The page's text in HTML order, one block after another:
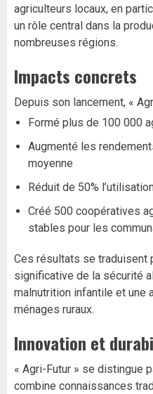
agriculteurs locaux, en
un rôle central dans la
nombreuses régions.
Impacts concrets
Depuis son lancement, «
Formé plus de 100 000
Augmenté les
moyenne
Réduit de 50%
Créé 500 coopératives
stables pour les
Ces résultats se traduisent
significative de la sécurité
malnutrition infantile et une
ménages ruraux.
Innovation et
« Agri-Futur » se distingue
combine connaissances